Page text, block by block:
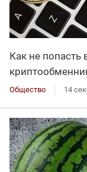
Как не попасть
Общество 14